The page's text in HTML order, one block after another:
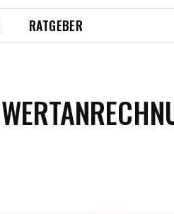
RATGEBER